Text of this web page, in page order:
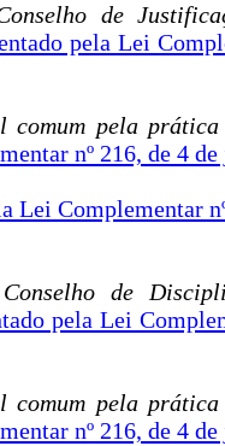
de
pela Lei
comum pela
nº 216, de 4
Lei Complementar
de
pela Lei
comum pela
nº 216, de 4